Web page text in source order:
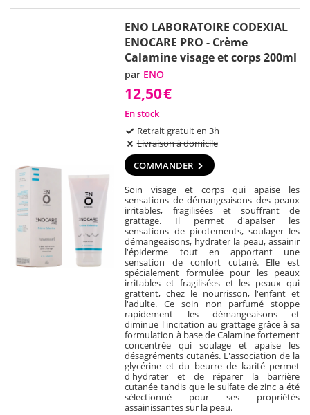
ENO LABORATOIRE CODEXIAL
ENOCARE PRO - Crème
Calamine visage et corps 200ml
par ENO
12,50€
En stock
Retrait gratuit en 3h
Livraison à domicile
COMMANDER
Soin visage et corps qui apaise les
sensations de démangeaisons des peaux
irritables, fragilisées et souffrant de
grattage. Il permet d'apaiser les
sensations de picotements, soulager les
démangeaisons, hydrater la peau, assainir
l'épiderme tout en apportant une
sensation de confort cutané. Elle est
spécialement formulée pour les peaux
irritables et fragilisées et les peaux qui
grattent, chez le nourrisson, l'enfant et
l'adulte. Ce soin non parfumé stoppe
rapidement les démangeaisons et
diminue l'incitation au grattage grâce à sa
formulation à base de Calamine fortement
concentrée qui soulage et apaise les
désagréments cutanés. L'association de la
glycérine et du beurre de karité permet
d'hydrater et de réparer la barrière
cutanée tandis que le sulfate de zinc a été
sélectionné pour ses propriétés
assainissantes sur la peau.